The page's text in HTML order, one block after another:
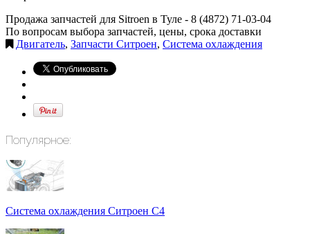
Продажа запчастей для Sitroen в Туле - 8 (4872) 71-03-04
По вопросам выбора запчастей, цены, срока доставки
Двигатель, Запчасти Ситроен, Система охлаждения
Популярное:
Система охлаждения Ситроен С4